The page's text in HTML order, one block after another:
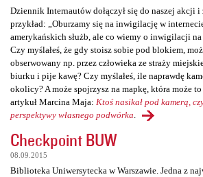
Dziennik Internautów dołączył się do naszej akcji i
przykład: „Oburzamy się na inwigilację w
amerykańskich służb, ale co wiemy o inwigilacji
Czy myślałeś, że gdy stoisz sobie pod blokiem,
obserwowany np. przez człowieka ze straży
biurku i pije kawę? Czy myślałeś, ile naprawdę
okolicy? A może spojrzysz na mapkę, która może
artykuł Marcina Maja: Ktoś nasikał pod kamerą,
perspektywy własnego podwórka
Checkpoint BUW
08.09.2015
Biblioteka Uniwersytecka w Warszawie. Jedna z